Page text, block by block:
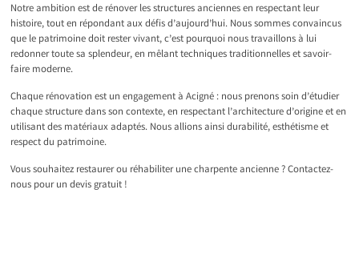
Notre ambition est de rénover les structures anciennes en respectant leur
histoire, tout en répondant aux défis d’aujourd’hui. Nous sommes convaincus
que le patrimoine doit rester vivant, c’est pourquoi nous travaillons à lui
redonner toute sa splendeur, en mêlant techniques traditionnelles et savoir-
faire moderne.
Chaque rénovation est un engagement à Acigné : nous prenons soin d’étudier
chaque structure dans son contexte, en respectant l’architecture d’origine et en
utilisant des matériaux adaptés. Nous allions ainsi durabilité, esthétisme et
respect du patrimoine.
Vous souhaitez restaurer ou réhabiliter une charpente ancienne ? Contactez-
nous pour un devis gratuit !